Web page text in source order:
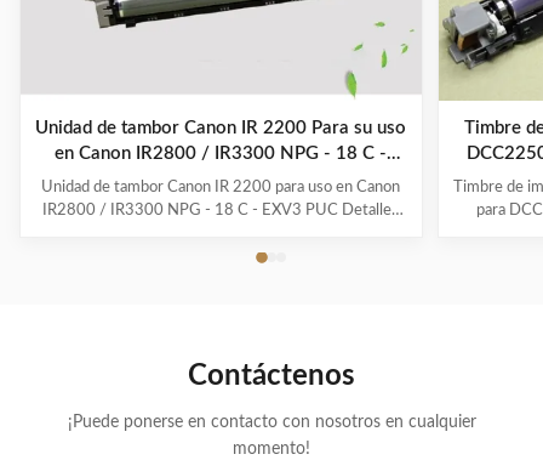
Unidad de tambor Canon IR 2200 Para su uso
en Canon IR2800 / IR3300 NPG - 18 C -
EXV3 PUC
Unidad de tambor Canon IR 2200 para uso en Canon
IR2800 / IR3300 NPG - 18 C - EXV3 PUC Detalles
Familia de impresoras: Serie iR PVP: No Impresoras
Timbre
Timbre de
para
Contáctenos
¡Puede ponerse en contacto con nosotros en cualquier
momento!